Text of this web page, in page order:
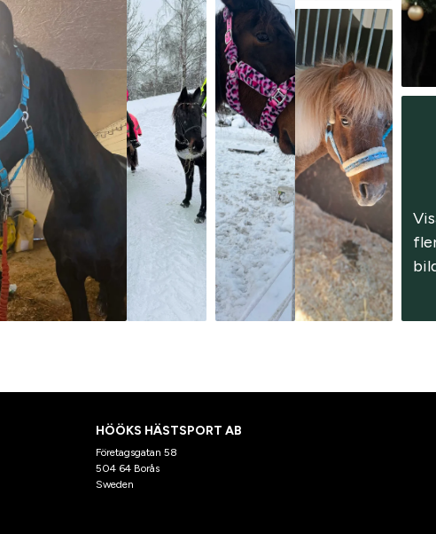
HÖÖKS HÄSTSPORT AB
Företagsgatan 58
504 64 Borås
Sweden